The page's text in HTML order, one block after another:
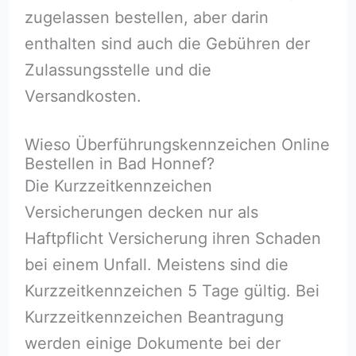
zugelassen bestellen, aber darin
enthalten sind auch die Gebühren der
Zulassungsstelle und die
Versandkosten.
Wieso Überführungskennzeichen Online
Bestellen in Bad Honnef?
Die Kurzzeitkennzeichen
Versicherungen decken nur als
Haftpflicht Versicherung ihren Schaden
bei einem Unfall. Meistens sind die
Kurzzeitkennzeichen 5 Tage gültig. Bei
Kurzzeitkennzeichen Beantragung
werden einige Dokumente bei der